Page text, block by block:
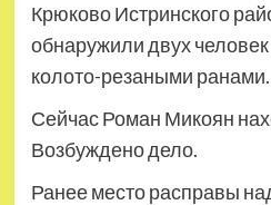
Крюково Истринского
обнаружили двух
колото-резаными ранами.
Сейчас Роман Микоян
Возбуждено дело.
Ранее место расправы